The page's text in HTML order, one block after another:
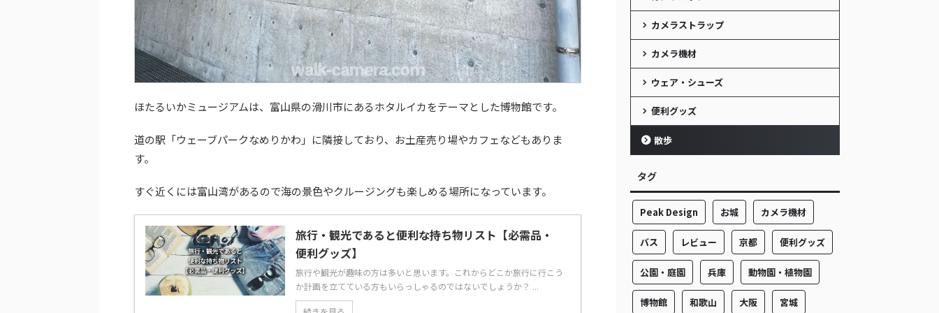
ほたるいかミュージアムは、富山県の滑川市にあるホタルイカをテーマとした博物館です。
道の駅「ウェーブパークなめりかわ」に隣接しており、お土産売り場やカフェなどもありま
す。
すぐ近くには富山湾があるので海の景色やクルージングも楽しめる場所になっています。
旅行・観光であると便利な持ち物リスト【必需品・
便利グッズ】
旅行や観光が趣味の方は多いと思います。これからどこか旅行に行こう
か計画を立てている方もいらっしゃるのではないでしょうか？ ...
カメラストラップ
カメラ機材
ウェア・シューズ
便利グッズ
散歩
タグ
Peak Design お城 カメラ機材
バス レビュー 京都 便利グッズ
公園・庭園 兵庫 動物園・植物園
博物館 和歌山 大阪 宮城